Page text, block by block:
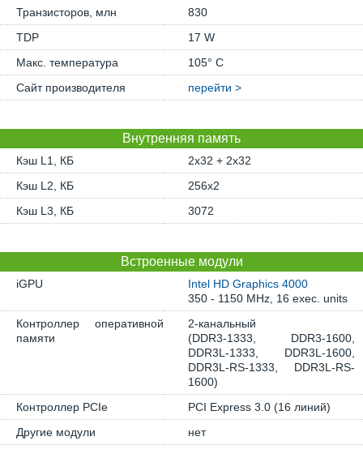
Транзисторов, млн
830
TDP
17 W
Макс. температура
105° C
Сайт производителя
перейти >
Внутренняя память
Кэш L1, КБ
2x32 + 2x32
Кэш L2, КБ
256x2
Кэш L3, КБ
3072
Встроенные модули
iGPU
Intel HD Graphics 4000
350 - 1150 MHz, 16 exec. units
Контроллер оперативной
памяти
2-канальный
(DDR3-1333, DDR3-1600,
DDR3L-1333, DDR3L-1600,
DDR3L-RS-1333, DDR3L-RS-
1600)
Контроллер PCIe
PCI Express 3.0 (16 линий)
Другие модули
нет